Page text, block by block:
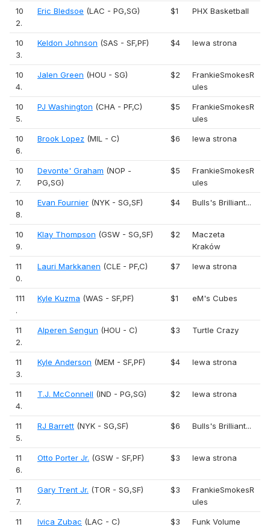
10
2.
Eric Bledsoe (LAC - PG,SG) $1 PHX Basketball
10
3.
Keldon Johnson (SAS - SF,PF) $4 lewa strona
10
4.
Jalen Green (HOU - SG) $2
FrankieSmokesR
ules
10
5.
PJ Washington (CHA - PF,C) $5
FrankieSmokesR
ules
10
6.
Brook Lopez (MIL - C) $6 lewa strona
10
7.
Devonte' Graham (NOP -
PG,SG)
$5
FrankieSmokesR
ules
10
8.
Evan Fournier (NYK - SG,SF) $4 Bulls's Brilliant...
10
9.
Klay Thompson (GSW - SG,SF) $2
Maczeta
Kraków
11
0.
Lauri Markkanen (CLE - PF,C) $7 lewa strona
111
.
Kyle Kuzma (WAS - SF,PF) $1 eM's Cubes
11
2.
Alperen Sengun (HOU - C) $3 Turtle Crazy
11
3.
Kyle Anderson (MEM - SF,PF) $4 lewa strona
11
4.
T.J. McConnell (IND - PG,SG) $2 lewa strona
11
5.
RJ Barrett (NYK - SG,SF) $6 Bulls's Brilliant...
11
6.
Otto Porter Jr. (GSW - SF,PF) $3 lewa strona
11
7.
Gary Trent Jr. (TOR - SG,SF) $3
FrankieSmokesR
ules
11
Ivica Zubac (LAC - C) $3 Funk Volume